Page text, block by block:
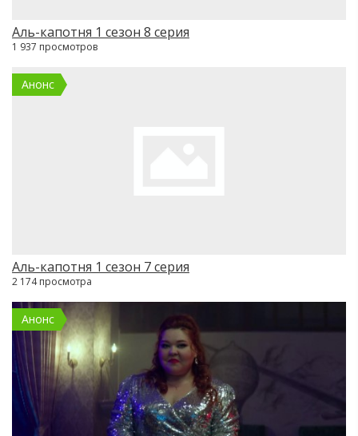
Аль-капотня 1 сезон 8 серия
1 937 просмотров
Анонс
Аль-капотня 1 сезон 7 серия
2 174 просмотра
Анонс